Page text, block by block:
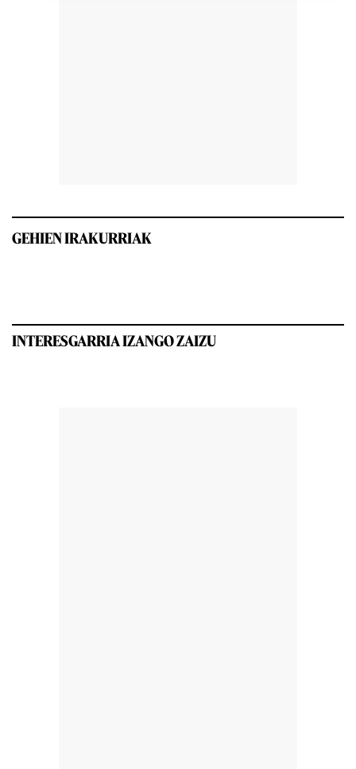
GEHIEN IRAKURRIAK
INTERESGARRIA IZANGO ZAIZU